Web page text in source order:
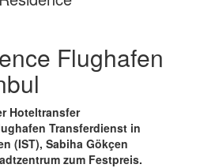
Flughafen
Hoteltransfer
Transferdienst in
(IST), Sabiha Gökçen
zum Festpreis.